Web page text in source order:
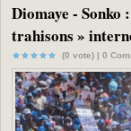
Diomaye - Sonko
trahisons »
(0 vote) | 0